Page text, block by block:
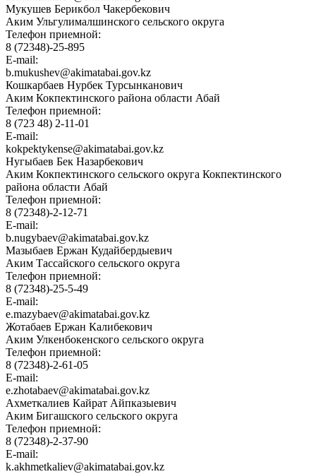
Мукушев Берикбол Чакербекович
Аким Ульгулималшинского сельского округа
Телефон приемной:
8 (72348)-25-895
E-mail:
b.mukushev@akimatabai.gov.kz
Кошкарбаев Нурбек Турсынканович
Аким Кокпектинского района области Абай
Телефон приемной:
8 (723 48) 2-11-01
E-mail:
kokpektykense@akimatabai.gov.kz
Нугыбаев Бек Назарбекович
Аким Кокпектинского сельского округа Кокпектинского
района области Абай
Телефон приемной:
8 (72348)-2-12-71
E-mail:
b.nugybaev@akimatabai.gov.kz
Мазыбаев Ержан Кудайбердыевич
Аким Тассайского сельского округа
Телефон приемной:
8 (72348)-25-5-49
E-mail:
e.mazybaev@akimatabai.gov.kz
Жотабаев Ержан Калибекович
Аким Улкенбокенского сельского округа
Телефон приемной:
8 (72348)-2-61-05
E-mail:
e.zhotabaev@akimatabai.gov.kz
Ахметкалиев Кайрат Айпказыевич
Аким Бигашского сельского округа
Телефон приемной:
8 (72348)-2-37-90
E-mail:
k.akhmetkaliev@akimatabai.gov.kz